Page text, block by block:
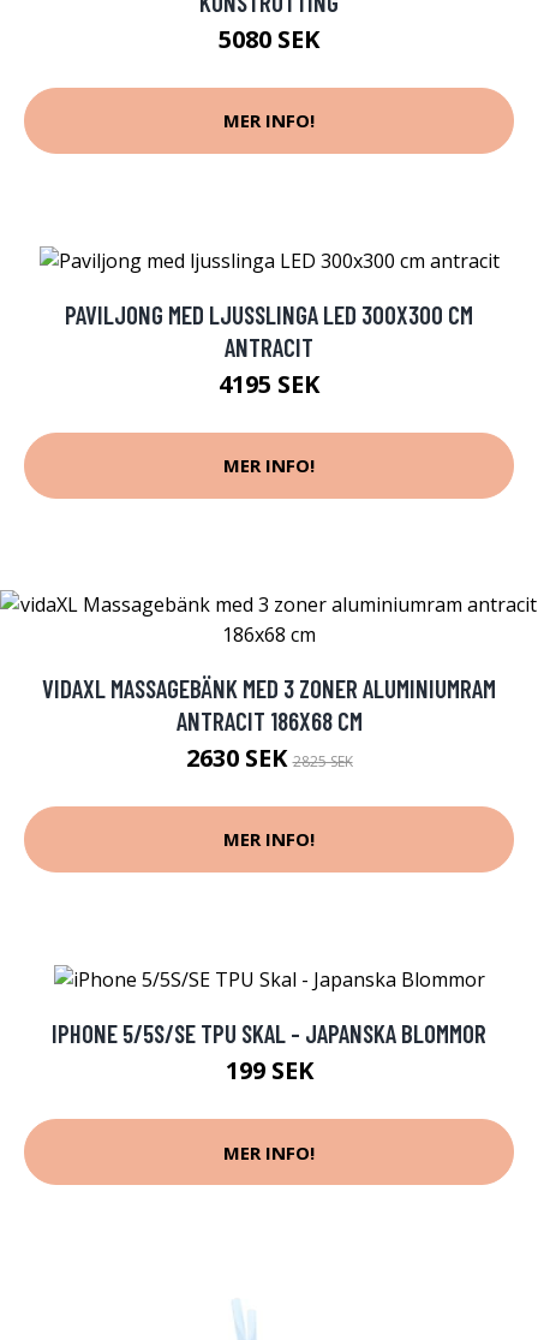
5080 SEK
MER INFO!
PAVILJONG MED LJUSSLINGA LED 300X300 CM
ANTRACIT
4195 SEK
MER INFO!
VIDAXL MASSAGEBÄNK MED 3 ZONER ALUMINIUMRAM
ANTRACIT 186X68 CM
2630 SEK2825 SEK
MER INFO!
IPHONE 5/5S/SE TPU SKAL - JAPANSKA BLOMMOR
199 SEK
MER INFO!